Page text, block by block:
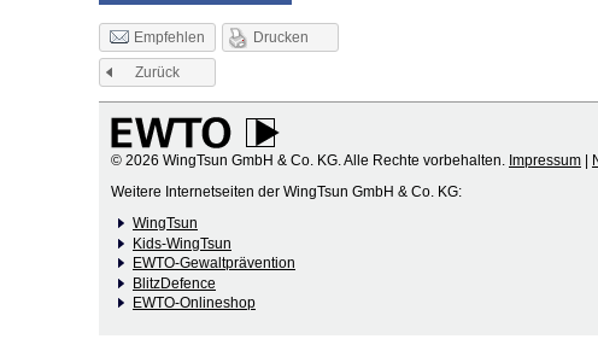
Empfehlen Drucken
Zurück
© 2026 WingTsun GmbH & Co. KG. Alle Rechte vorbehalten. Impressum
Weitere Internetseiten der WingTsun GmbH & Co. KG:
WingTsun
Kids-WingTsun
EWTO-Gewaltprävention
BlitzDefence
EWTO-Onlineshop